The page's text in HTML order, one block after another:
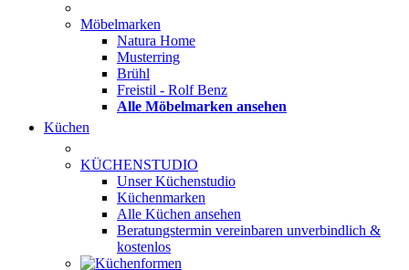
Möbelmarken
Natura Home
Musterring
Brühl
Freistil - Rolf Benz
Alle Möbelmarken ansehen
Küchen
KÜCHENSTUDIO
Unser Küchenstudio
Küchenmarken
Alle Küchen ansehen
Beratungstermin vereinbaren unverbindlich &
kostenlos